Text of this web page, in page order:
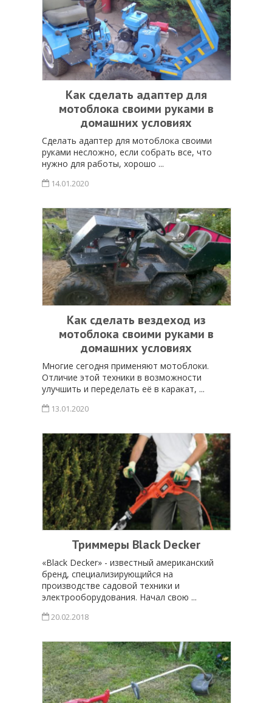
Как сделать адаптер для
мотоблока своими руками в
домашних условиях
Сделать адаптер для мотоблока своими
руками несложно, если собрать все, что
нужно для работы, хорошо ...
14.01.2020
Как сделать вездеход из
мотоблока своими руками в
домашних условиях
Многие сегодня применяют мотоблоки.
Отличие этой техники в возможности
улучшить и переделать её в каракат, ...
13.01.2020
Триммеры Black Decker
«Black Decker» - известный американский
бренд, специализирующийся на
производстве садовой техники и
электрооборудования. Начал свою ...
20.02.2018